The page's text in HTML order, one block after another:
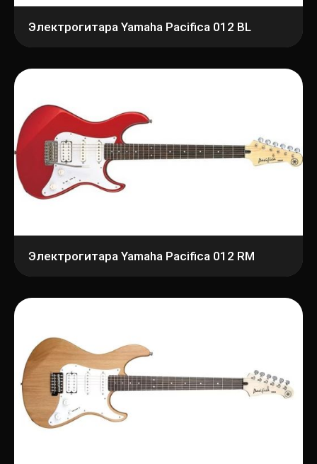
Электрогитара Yamaha Pacifica 012 BL
Электрогитара Yamaha Pacifica 012 RM